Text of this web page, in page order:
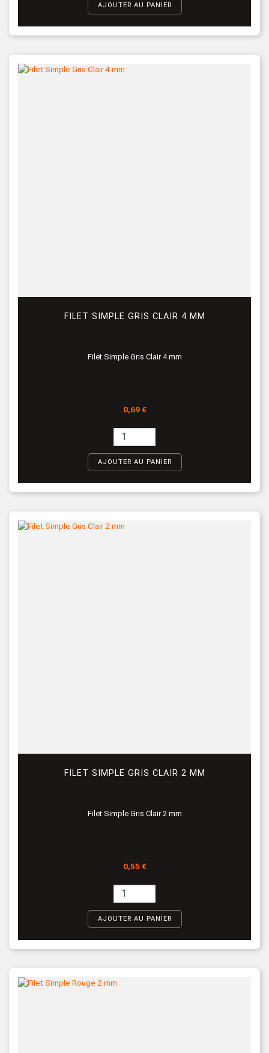
AJOUTER AU PANIER
FILET SIMPLE GRIS CLAIR 4 MM
Filet Simple Gris Clair 4 mm
Prix
0,69 €
AJOUTER AU PANIER
FILET SIMPLE GRIS CLAIR 2 MM
Filet Simple Gris Clair 2 mm
Prix
0,55 €
AJOUTER AU PANIER